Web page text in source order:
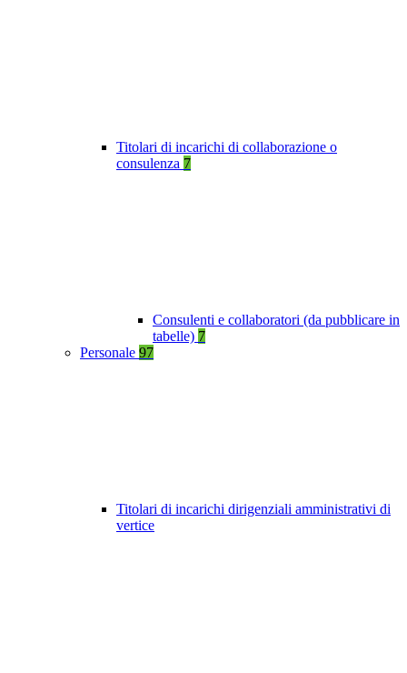
Titolari di incarichi di collaborazione o
consulenza 7
Consulenti e collaboratori (da pubblicare in
tabelle) 7
Personale 97
Titolari di incarichi dirigenziali amministrativi di
vertice